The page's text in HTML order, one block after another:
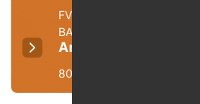
FVS, DIN EN ISO
BAR
Anzahl Betten
80